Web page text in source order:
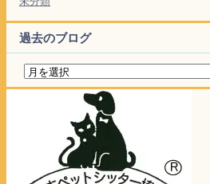
過去のブログ